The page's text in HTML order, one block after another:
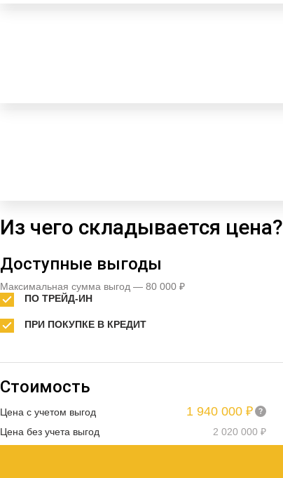
Из чего складывается цена?
Доступные выгоды
Максимальная сумма выгод — 80 000 ₽
ПО ТРЕЙД-ИН
ПРИ ПОКУПКЕ В КРЕДИТ
Стоимость
Цена с учетом выгод 1 940 000 ₽
Цена без учета выгод 2 020 000 ₽